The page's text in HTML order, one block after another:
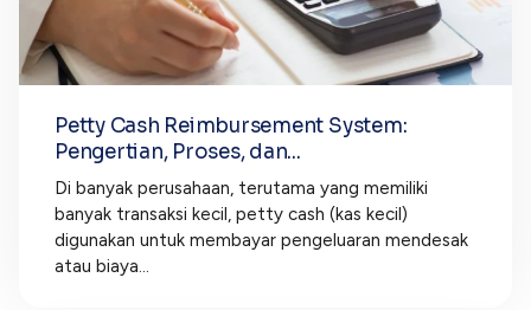
Petty Cash Reimbursement System:
Pengertian, Proses, dan...
Di banyak perusahaan, terutama yang memiliki
banyak transaksi kecil, petty cash (kas kecil)
digunakan untuk membayar pengeluaran mendesak
atau biaya...